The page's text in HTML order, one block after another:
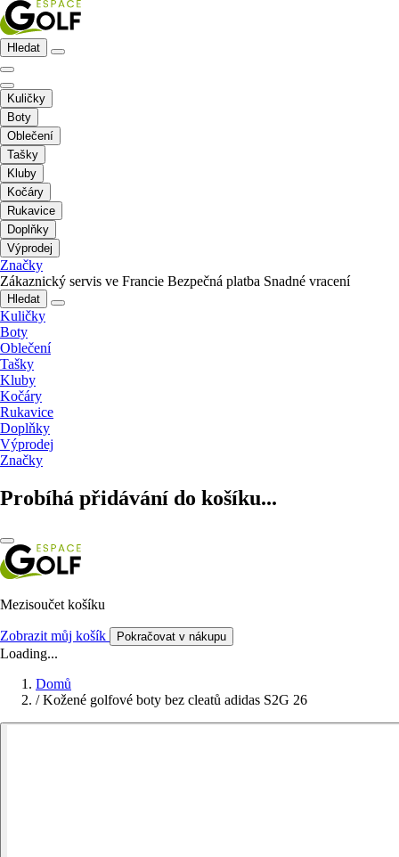
Hledat
Kuličky
Boty
Oblečení
Tašky
Kluby
Kočáry
Rukavice
Doplňky
Výprodej
Značky
Zákaznický servis ve Francie Bezpečná platba Snadné vracení
Hledat
Kuličky
Boty
Oblečení
Tašky
Kluby
Kočáry
Rukavice
Doplňky
Výprodej
Značky
Probíhá přidávání do košíku...
Mezisoučet košíku
Zobrazit můj košík Pokračovat v nákupu
Loading...
Domů
/ Kožené golfové boty bez cleatů adidas S2G 26